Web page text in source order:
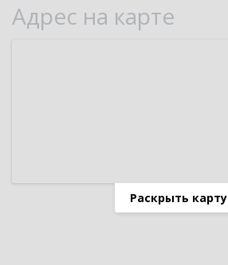
Адрес на карте
Раскрыть карту